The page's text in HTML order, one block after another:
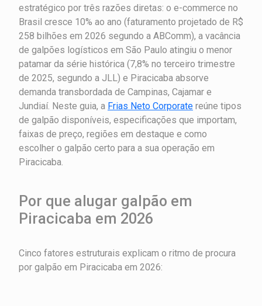
estratégico por três razões diretas: o e-commerce no
Brasil cresce 10% ao ano (faturamento projetado de R$
258 bilhões em 2026 segundo a ABComm), a vacância
de galpões logísticos em São Paulo atingiu o menor
patamar da série histórica (7,8% no terceiro trimestre
de 2025, segundo a JLL) e Piracicaba absorve
demanda transbordada de Campinas, Cajamar e
Jundiaí. Neste guia, a Frias Neto Corporate reúne tipos
de galpão disponíveis, especificações que importam,
faixas de preço, regiões em destaque e como
escolher o galpão certo para a sua operação em
Piracicaba.
Por que alugar galpão em
Piracicaba em 2026
Cinco fatores estruturais explicam o ritmo de procura
por galpão em Piracicaba em 2026: